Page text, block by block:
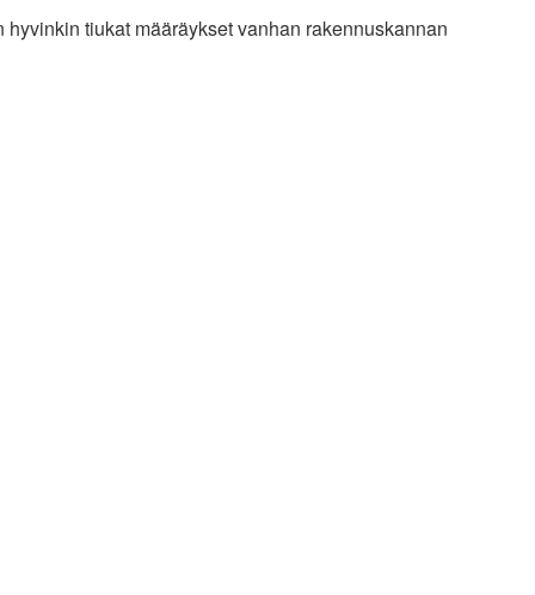
tiukat määräykset vanhan rakennuskannan